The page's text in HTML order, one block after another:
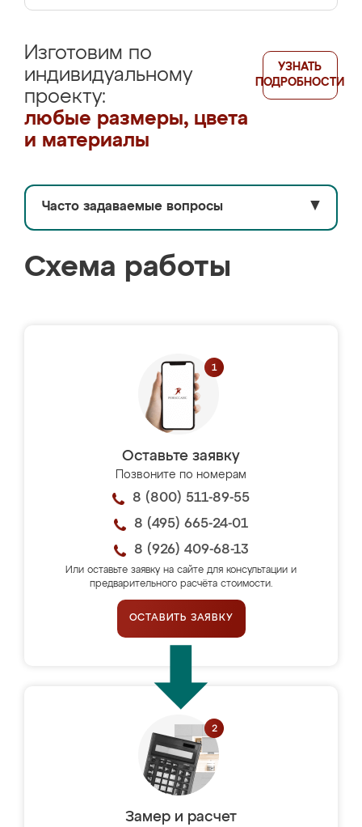
Изготовим по
индивидуальному
проекту:
любые размеры, цвета
и материалы
УЗНАТЬ
ПОДРОБНОСТИ
Часто задаваемые вопросы ▼
Схема работы
Оставьте заявку
Позвоните по номерам
8 (800) 511-89-55
8 (495) 665-24-01
8 (926) 409-68-13
Или оставьте заявку на сайте для консультации и
предварительного расчёта стоимости.
ОСТАВИТЬ ЗАЯВКУ
Замер и расчет